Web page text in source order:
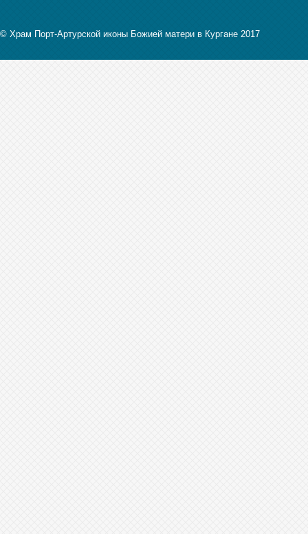
© Храм Порт-Артурской иконы Божией матери в Кургане 2017